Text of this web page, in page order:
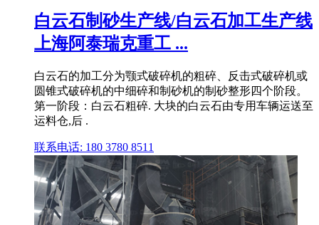
白云石制砂生产线/白云石加工生产线
上海阿泰瑞克重工 ...
白云石的加工分为颚式破碎机的粗碎、反击式破碎机或
圆锥式破碎机的中细碎和制砂机的制砂整形四个阶段。
第一阶段：白云石粗碎. 大块的白云石由专用车辆运送至
运料仓,后 .
联系电话: 180 3780 8511